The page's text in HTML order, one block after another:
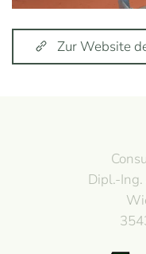
Zur Website
Dipl.-